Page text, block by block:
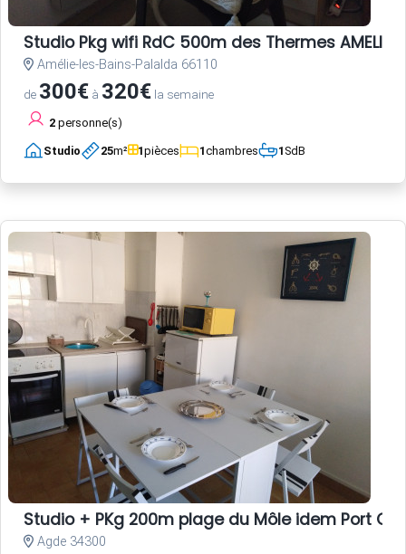
Studio Pkg wifi RdC 500m des Thermes AMELIE
Amélie-les-Bains-Palalda 66110
de 300€ à 320€ la semaine
2 personne(s)
Studio 25m² 1pièces 1chambres 1SdB
Studio + PKg 200m plage du Môle idem Port
Agde 34300